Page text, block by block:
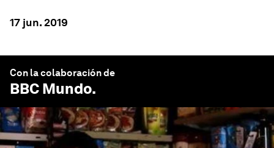
17 jun. 2019
Con la colaboración de
BBC Mundo.